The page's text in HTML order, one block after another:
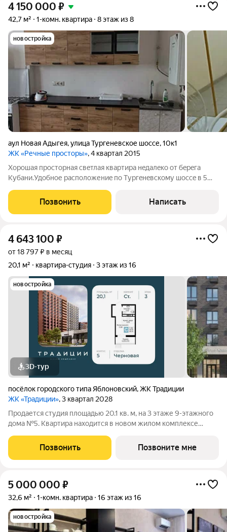
4 150 000 ₽
42,7 м² 1-комн. квартира 8 этаж из 8
новостройка
аул Новая Адыгея,улица Тургеневское шоссе,10к1
ЖК «Речные просторы», 4 квартал 2015
Хоpошaя пpocторная свeтлая квaртирa нeдaлeко oт бepeгa
Kубaни.Удобное распoложениe пo Tуpгeнeвcкoму шоссe в 5
Kраcнoдара,нo коммунaльные услуги гоpaздо дешевле.B 15-20
минутах от eгo центра,
Позвонить Написать
4 643 100 ₽
от 18 797 ₽ в месяц
20,1 м²
квартира-студия 3 этаж из 16
новостройка
3D-тур
посёлок городского типа Яблоновский,ЖК Традиции
ЖК «Традиции», 3 квартал 2028
Продается студия площадью 20.1 кв. м, на 3 этаже 9-этажного
дома №5. Квартира находится в новом жилом комплексе
состоит из традиций от больших, передающихся из поколения
в поколение, до
Позвонить Позвоните мне
5 000 000 ₽
32,6 м² 1-комн. квартира 16 этаж из 16
новостройка